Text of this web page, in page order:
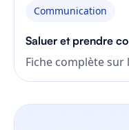
Communication
Saluer et prendre
Fiche complète